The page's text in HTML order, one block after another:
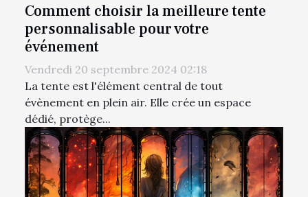
Comment choisir la meilleure tente
personnalisable pour votre
événement
Vendredi 20 septembre 2024 02:18
La tente est l'élément central de tout
évènement en plein air. Elle crée un espace
dédié, protège...